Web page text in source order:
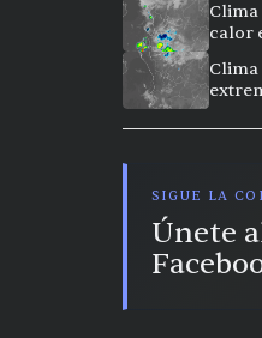
Clima
calor
Clima
SIGUE LA
Únete